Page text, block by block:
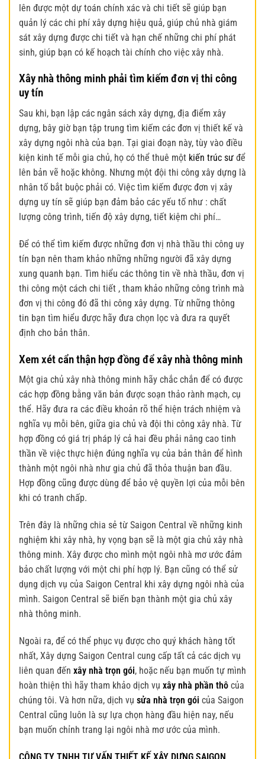
lên được một dự toán chính xác và chi tiết sẽ giúp bạn
quản lý các chi phí xây dựng hiệu quả, giúp chủ nhà giám
sát xây dựng được chi tiết và hạn chế những chi phí phát
sinh, giúp bạn có kế hoạch tài chính cho việc xây nhà.
Xây nhà thông minh phải tìm kiếm đơn vị thi công
uy tín
Sau khi, bạn lập các ngân sách xây dựng, địa điểm xây
dựng, bây giờ bạn tập trung tìm kiếm các đơn vị thiết kế và
xây dựng ngôi nhà của bạn. Tại giai đoạn này, tùy vào điều
kiện kinh tế mỗi gia chủ, họ có thể thuê một kiến trúc sư để
lên bản vẽ hoặc không. Nhưng một đội thi công xây dựng là
nhân tố bắt buộc phải có. Việc tìm kiếm được đơn vị xây
dựng uy tín sẽ giúp bạn đảm bảo các yếu tố như : chất
lượng công trình, tiến độ xây dựng, tiết kiệm chi phí…
Để có thể tìm kiếm được những đơn vị nhà thầu thi công uy
tín bạn nên tham khảo những những người đã xây dựng
xung quanh bạn. Tìm hiểu các thông tin về nhà thầu, đơn vị
thi công một cách chi tiết , tham khảo những công trình mà
đơn vị thi công đó đã thi công xây dựng. Từ những thông
tin bạn tìm hiểu được hãy đưa chọn lọc và đưa ra quyết
định cho bản thân.
Xem xét cẩn thận hợp đồng đểxây nhà thông minh
Một gia chủ xây nhà thông minh hãy chắc chắn để có được
các hợp đồng bằng văn bản được soạn thảo rành mạch, cụ
thể. Hãy đưa ra các điều khoản rõ thể hiện trách nhiệm và
nghĩa vụ mỗi bên, giữa gia chủ và đội thi công xây nhà. Từ
hợp đồng có giá trị pháp lý cả hai đều phải nâng cao tinh
thần về việc thực hiện đúng nghĩa vụ của bản thân để hình
thành một ngôi nhà như gia chủ đã thỏa thuận ban đầu.
Hợp đồng cũng được dùng để bảo vệ quyền lợi của mỗi bên
khi có tranh chấp.
Trên đây là những chia sẻ từ Saigon Central về những kinh
nghiệm khi xây nhà, hy vọng bạn sẽ là một gia chủ xây nhà
thông minh. Xây được cho mình một ngôi nhà mơ ước đảm
bảo chất lượng với một chi phí hợp lý. Bạn cũng có thể sử
dụng dịch vụ của Saigon Central khi xây dựng ngôi nhà của
mình. Saigon Central sẽ biến bạn thành một gia chủ xây
nhà thông minh.
Ngoài ra, để có thể phục vụ được cho quý khách hàng tốt
nhất, Xây dựng Saigon Central cung cấp tất cả các dịch vụ
liên quan đến xây nhà trọn gói, hoặc nếu bạn muốn tự mình
hoàn thiện thì hãy tham khảo dịch vụ xây nhà phần thô của
chúng tôi. Và hơn nữa, dịch vụ sửa nhà trọn gói của Saigon
Central cũng luôn là sự lựa chọn hàng đầu hiện nay, nếu
bạn muốn chỉnh trang lại ngôi nhà mơ ước của mình.
CÔNG TY TNHH TƯ VẤN THIẾT KẾ XÂY DỰNG SAIGON